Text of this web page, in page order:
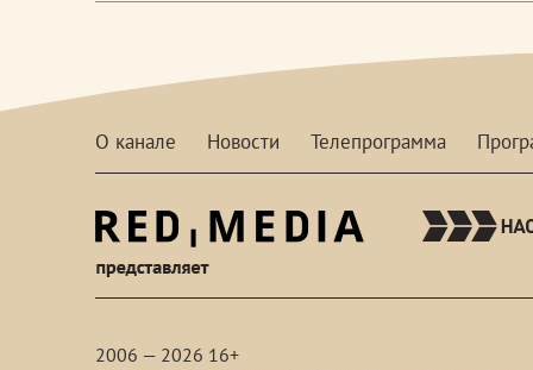
О канале Новости Телепрограмма
2006 — 2026 16+